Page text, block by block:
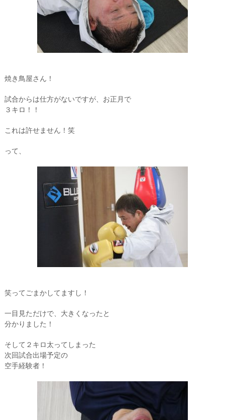
焼き鳥屋さん！
試合からは仕方がないですが、お正月で
３キロ！！
これは許せません！笑
って、
笑ってごまかしてますし！
一目見ただけで、大きくなったと
分かりました！
そして２キロ太ってしまった
次回試合出場予定の
空手経験者！